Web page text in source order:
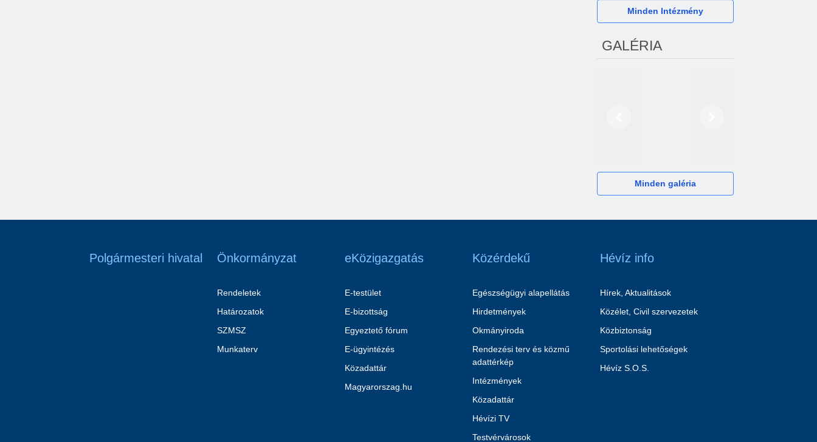
Minden Intézmény
GALÉRIA
Minden galéria
Polgármesteri hivatal Önkormányzat
Rendeletek
Határozatok
SZMSZ
Munkaterv
eKözigazgatás
E-testület
E-bizottság
Egyeztető fórum
E-ügyintézés
Közadattár
Magyarorszag.hu
Közérdekű
Egészségügyi alapellátás
Hirdetmények
Okmányiroda
Rendezési terv és közmű
adattérkép
Intézmények
Közadattár
Hévízi TV
Testvérvárosok
Hévíz info
Hírek, Aktualitások
Közélet, Civil szervezetek
Közbiztonság
Sportolási lehetőségek
Hévíz S.O.S.